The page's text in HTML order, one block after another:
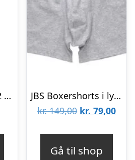
Vinæske i sort til 2 stk
JBS Boxershorts i lys grå
kr.149,00 Den
kr. 79,00Den
Gå til shop